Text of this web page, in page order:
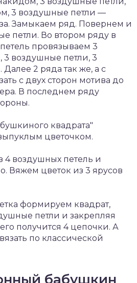
3 воздушные петли —
Замыкаем ряд. Повернем и
петли. Во втором ряду в
провязываем 3
3 воздушные петли, 3
2 ряда так же, а с
с двух сторон мотива до
В последнем ряду
квадрата"
цветочком.
4 воздушных петель и
Вяжем цветок из 3 ярусов
формируем квадрат,
петли и закрепляя
получится 4 цепочки. А
по классической
бабушкин